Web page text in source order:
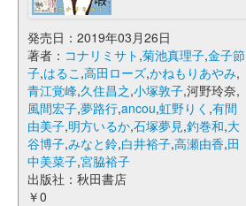
発売日：2019年03月26日
著者： コナリミサト ,菊池真理子,金子節
子,はるこ ,高田ローズ,かねもりあやみ,
青江覚峰,久住昌之,小塚敦子,河野玲奈,
風間宏子,夢路行,ancou,虹野りく ,有間
由美子,明方いるか,石塚夢見,釣巻和,大
谷博子,みなと鈴,白井裕子,高瀬由香,田
中美菜子,宮脇裕子
出版社：秋田書店
￥0